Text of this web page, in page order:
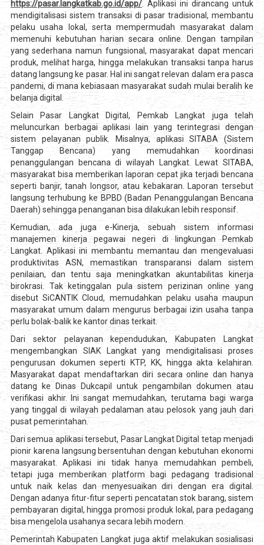
https://pasar.langkatkab.go.id/app/. Aplikasi ini dirancang untuk
mendigitalisasi sistem transaksi di pasar tradisional, membantu
pelaku usaha lokal, serta mempermudah masyarakat dalam
memenuhi kebutuhan harian secara online. Dengan tampilan
yang sederhana namun fungsional, masyarakat dapat mencari
produk, melihat harga, hingga melakukan transaksi tanpa harus
datang langsung ke pasar. Hal ini sangat relevan dalam era pasca
pandemi, di mana kebiasaan masyarakat sudah mulai beralih ke
belanja digital.
Selain Pasar Langkat Digital, Pemkab Langkat juga telah
meluncurkan berbagai aplikasi lain yang terintegrasi dengan
sistem pelayanan publik. Misalnya, aplikasi SITABA (Sistem
Tanggap Bencana) yang memudahkan koordinasi
penanggulangan bencana di wilayah Langkat. Lewat SITABA,
masyarakat bisa memberikan laporan cepat jika terjadi bencana
seperti banjir, tanah longsor, atau kebakaran. Laporan tersebut
langsung terhubung ke BPBD (Badan Penanggulangan Bencana
Daerah) sehingga penanganan bisa dilakukan lebih responsif.
Kemudian, ada juga e-Kinerja, sebuah sistem informasi
manajemen kinerja pegawai negeri di lingkungan Pemkab
Langkat. Aplikasi ini membantu memantau dan mengevaluasi
produktivitas ASN, memastikan transparansi dalam sistem
penilaian, dan tentu saja meningkatkan akuntabilitas kinerja
birokrasi. Tak ketinggalan pula sistem perizinan online yang
disebut SiCANTIK Cloud, memudahkan pelaku usaha maupun
masyarakat umum dalam mengurus berbagai izin usaha tanpa
perlu bolak-balik ke kantor dinas terkait.
Dari sektor pelayanan kependudukan, Kabupaten Langkat
mengembangkan SIAK Langkat yang mendigitalisasi proses
pengurusan dokumen seperti KTP, KK, hingga akta kelahiran.
Masyarakat dapat mendaftarkan diri secara online dan hanya
datang ke Dinas Dukcapil untuk pengambilan dokumen atau
verifikasi akhir. Ini sangat memudahkan, terutama bagi warga
yang tinggal di wilayah pedalaman atau pelosok yang jauh dari
pusat pemerintahan.
Dari semua aplikasi tersebut, Pasar Langkat Digital tetap menjadi
pionir karena langsung bersentuhan dengan kebutuhan ekonomi
masyarakat. Aplikasi ini tidak hanya memudahkan pembeli,
tetapi juga memberikan platform bagi pedagang tradisional
untuk naik kelas dan menyesuaikan diri dengan era digital.
Dengan adanya fitur-fitur seperti pencatatan stok barang, sistem
pembayaran digital, hingga promosi produk lokal, para pedagang
bisa mengelola usahanya secara lebih modern.
Pemerintah Kabupaten Langkat juga aktif melakukan sosialisasi